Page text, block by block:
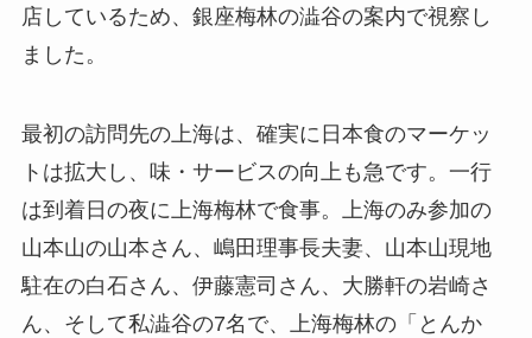
店しているため、銀座梅林の澁谷の案内で視察し
ました。
最初の訪問先の上海は、確実に日本食のマーケッ
トは拡大し、味・サービスの向上も急です。一行
は到着日の夜に上海梅林で食事。上海のみ参加の
山本山の山本さん、嶋田理事長夫妻、山本山現地
駐在の白石さん、伊藤憲司さん、大勝軒の岩崎さ
ん、そして私澁谷の7名で、上海梅林の「とんか